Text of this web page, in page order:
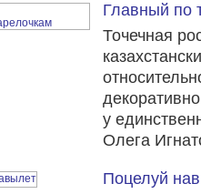
Главный по
Точечная
у
Олега
Поцелуй